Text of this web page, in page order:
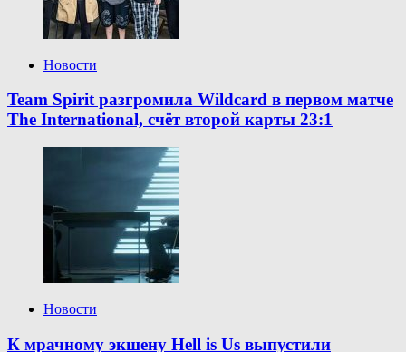
Новости
Team Spirit разгромила Wildcard в первом матче
The International, счёт второй карты 23:1
Новости
К мрачному экшену Hell is Us выпустили